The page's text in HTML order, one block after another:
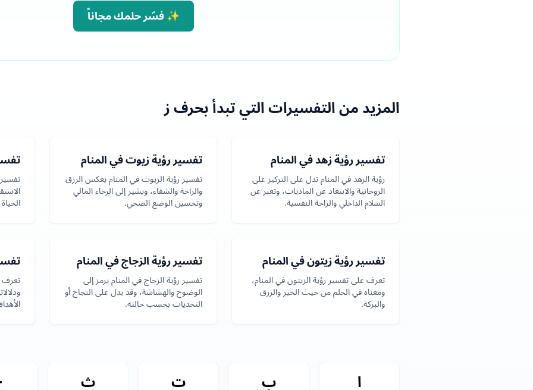
✨ فسّر حلمك مجاناً
المزيد من التفسيرات التي تبدأ بحرف ز
تفسير رؤية زهد في المنام
رؤية الزهد في المنام تدل على التركيز على
الروحانية والابتعاد عن الماديات، وتعبر عن
السلام الداخلي والراحة النفسية.
تفسير رؤية زيوت في المنام
تفسير رؤية الزيوت في المنام يعكس الرزق
والراحة والشفاء، ويشير إلى الرخاء المالي
وتحسين الوضع الصحي.
تفسير
تفسير رؤية زيتون في المنام
تعرف على تفسير رؤية الزيتون في المنام،
ومعناه في الحلم من حيث الخير والرزق
والبركة.
تفسير رؤية الزجاج في المنام
تفسير رؤية الزجاج في المنام يرمز إلى
الوضوح والهشاشة، وقد يدل على النجاح أو
التحديات بحسب حالته.
تعرف
ا ب ت ث